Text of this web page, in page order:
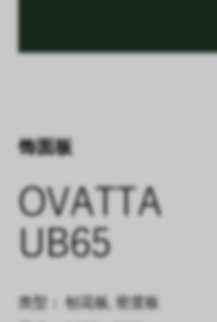
饰面板
OVATTA
UB65
类型： 刨花板, 密度板